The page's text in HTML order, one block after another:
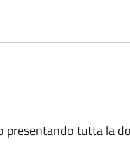
presentando tutta la